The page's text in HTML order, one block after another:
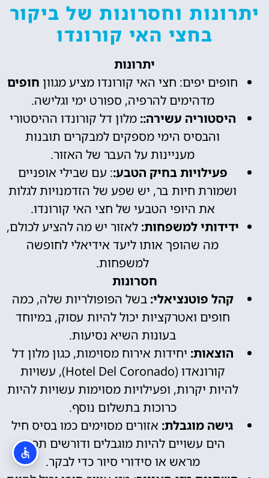
יתרונות וחסרונות של ביקור
בחצי האי קורונדו
יתרונות
חופים יפים: חצי האי קורונדו מציע מגוון חופים
מדהימים להרפיה, ספורט ימי וגלישה.
היסטוריה עשירה:: מלון דל קורונדו ההיסטורי
והבסיס הימי מספקים למבקרים תובנות
מעניינות על העבר של האזור.
פעילויות בחיק הטבע:: עם שבילי אופניים
ושמורת חיות בר, יש שפע של הזדמנויות לגלות
את היופי הטבעי של חצי האי קורונדו.
ידידותי למשפחות: לאזור יש מה להציע לכולם,
מה שהופך אותו ליעד אידיאלי לחופשה
למשפחות.
חסרונות
קהל פוטנציאלי: בשל הפופולריות שלה, כמה
חופים ואטרקציות יכול להיות עסוק, במיוחד
בעונות השיא נסיעות.
הוצאות: יחידות אירוח מסוימות, כגון מלון דל
קורונאדו (Hotel Del Coronado), עשויות
להיות יקרות, ופעילויות מסוימות עשויות להיות
כרוכות בתשלום נוסף.
גישה מוגבלת: אזורים מסוימים כמו בסיס חיל
הים עשויים להיות מוגבלים ודורשים תכנון
מראש או סידורי סיור כדי לבקר.